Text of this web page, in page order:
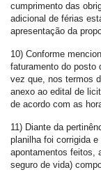
cumprimento das
adicional de férias
apresentação da
10) Conforme
faturamento do posto
vez que, nos termos
anexo ao edital de
de acordo com as
11) Diante da
planilha foi corrigida
apontamentos feitos,
seguro de vida)